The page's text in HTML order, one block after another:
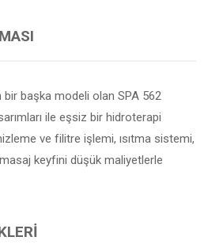
başka modeli olan SPA 562
ile eşsiz bir hidroterapi
ve filitre işlemi, ısıtma sistemi,
keyfini düşük maliyetlerle